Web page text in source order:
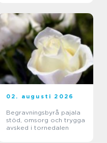
02. augusti 2026
Begravningsbyrå pajala
stöd, omsorg och trygga
avsked i tornedalen